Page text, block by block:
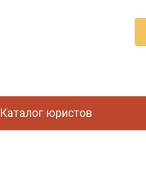
Каталог юристов